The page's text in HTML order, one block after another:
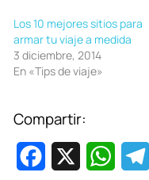
Los 10 mejores sitios para
armar tu viaje a medida
3 diciembre, 2014
En «Tips de viaje»
Compartir:
W